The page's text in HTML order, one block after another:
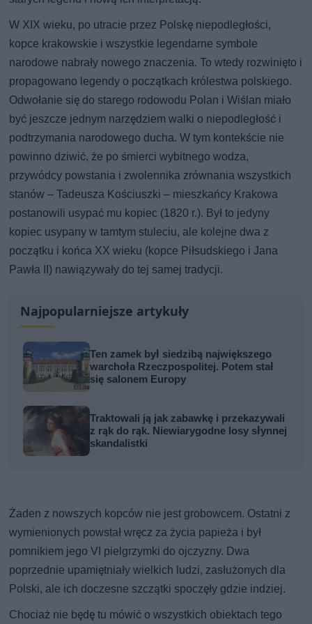
W XIX wieku, po utracie przez Polskę niepodległości,
kopce krakowskie i wszystkie legendarne symbole
narodowe nabrały nowego znaczenia. To wtedy rozwinięto i
propagowano legendy o początkach królestwa polskiego.
Odwołanie się do starego rodowodu Polan i Wiślan miało
być jeszcze jednym narzędziem walki o niepodległość i
podtrzymania narodowego ducha. W tym kontekście nie
powinno dziwić, że po śmierci wybitnego wodza,
przywódcy powstania i zwolennika zrównania wszystkich
stanów – Tadeusza Kościuszki – mieszkańcy Krakowa
postanowili usypać mu kopiec (1820 r.). Był to jedyny
kopiec usypany w tamtym stuleciu, ale kolejne dwa z
początku i końca XX wieku (kopce Piłsudskiego i Jana
Pawła II) nawiązywały do tej samej tradycji.
Najpopularniejsze artykuły
Ten zamek był siedzibą największego
warchoła Rzeczpospolitej. Potem stał
się salonem Europy
Traktowali ją jak zabawkę i przekazywali
z rąk do rąk. Niewiarygodne losy słynnej
skandalistki
Żaden z nowszych kopców nie jest grobowcem. Ostatni z
wymienionych powstał wręcz za życia papieża i był
pomnikiem jego VI pielgrzymki do ojczyzny. Dwa
poprzednie upamiętniały wielkich ludzi, zasłużonych dla
Polski, ale ich doczesne szczątki spoczęły gdzie indziej.
Chociaż nie będę tu mówić o wszystkich obiektach tego